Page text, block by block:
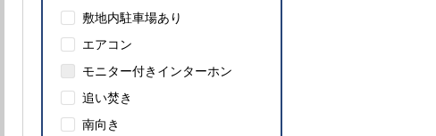
敷地内駐車場あり
エアコン
モニター付きインターホン
追い焚き
南向き